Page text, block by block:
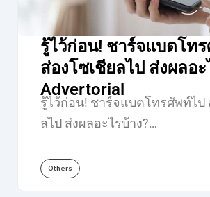
รู้ไว้ก่อน! ชาร์จแบตโท
ส่องโซเชียลไป ส่งผลอะ
Advertorial
รู้ไว้ก่อน! ชาร์จแบตโทรศัพท์ไป
ลไป ส่งผลอะไรบ้าง?…
Others